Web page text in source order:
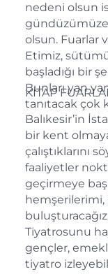
nedeni olsun
gündüzümüze
olsun. Fuarlar
Etimiz,
başladığı bir
Bunları yan
tanıtacak çok
KİTAP
Balıkesir’in
bir kent
çalıştıklarını
faaliyetler
geçirmeye
hemşerilerimi,
Tiyatrosunu
gençler,
tiyatro